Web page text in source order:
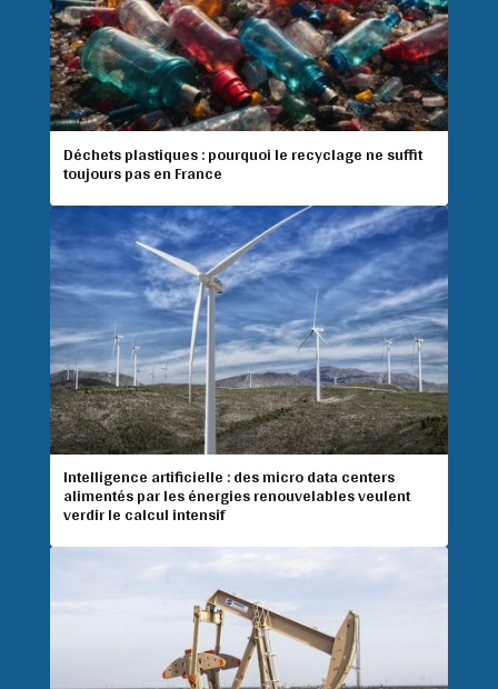
Déchets plastiques : pourquoi le recyclage ne suffit
toujours pas en France
Intelligence artificielle : des micro data centers
alimentés par les énergies renouvelables veulent
verdir le calcul intensif